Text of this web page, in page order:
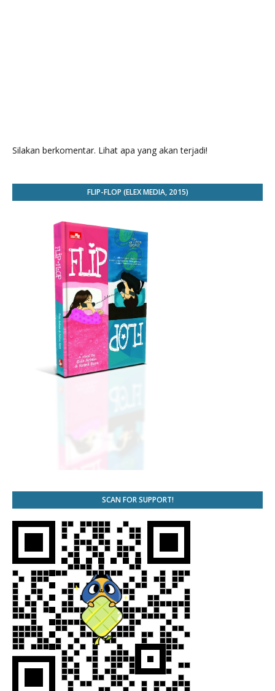
Silakan berkomentar. Lihat apa yang akan terjadi!
FLIP-FLOP (ELEX MEDIA, 2015)
SCAN FOR SUPPORT!